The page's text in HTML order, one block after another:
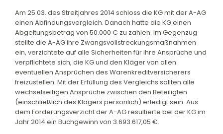
Am 25.03. des Streitjahres 2014 schloss die KG mit der A-AG
einen Abfindungsvergleich. Danach hatte die KG einen
Abgeltungsbetrag von 50.000 € zu zahlen. Im Gegenzug
stellte die A-AG ihre Zwangsvollstreckungsmaßnahmen
ein, verzichtete auf alle Sicherheiten für ihre Ansprüche und
verpflichtete sich, die KG und den Kläger von allen
eventuellen Ansprüchen des Warenkreditversicherers
freizustellen. Mit der Erfüllung des Vergleichs sollten alle
wechselseitigen Ansprüche zwischen den Beteiligten
(einschließlich des Klägers persönlich) erledigt sein. Aus
dem Forderungsverzicht der A-AG resultierte bei der KG im
Jahr 2014 ein Buchgewinn von 3.693.617,05 €.